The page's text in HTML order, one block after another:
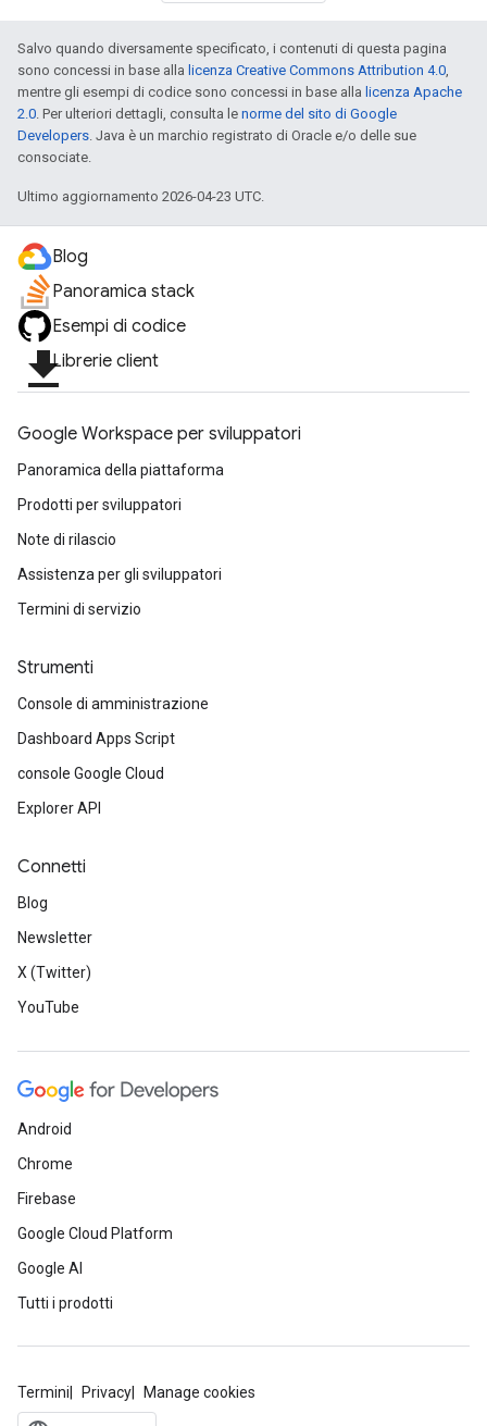
Salvo quando diversamente specificato, i contenuti di questa pagina
sono concessi in base alla licenza Creative Commons Attribution 4.0,
mentre gli esempi di codice sono concessi in base alla licenza Apache
2.0. Per ulteriori dettagli, consulta le norme del sito di Google
Developers. Java è un marchio registrato di Oracle e/o delle sue
consociate.
Ultimo aggiornamento 2026-04-23 UTC.
Blog
Panoramica stack
Esempi di codice
file_downloadLibrerie client
Google Workspace per sviluppatori
Panoramica della piattaforma
Prodotti per sviluppatori
Note di rilascio
Assistenza per gli sviluppatori
Termini di servizio
Strumenti
Console di amministrazione
Dashboard Apps Script
console Google Cloud
Explorer API
Connetti
Blog
Newsletter
X (Twitter)
YouTube
Android
Chrome
Firebase
Google Cloud Platform
Google AI
Tutti i prodotti
Termini Privacy Manage cookies